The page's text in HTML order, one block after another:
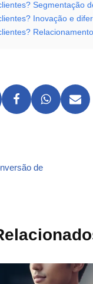
Segmentação
Inovação e
de